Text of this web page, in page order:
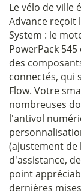
Le vélo de ville
Advance reçoit
System : le
PowerPack
des
connectés, qui
Flow. Votre
nombreuses
l'antivol
(ajustement de
d'assistance,
point
dernières